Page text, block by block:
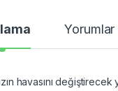
Yorumlar
havasını